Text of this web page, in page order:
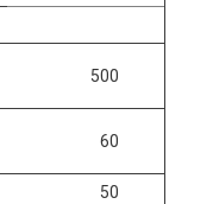
500
60
50